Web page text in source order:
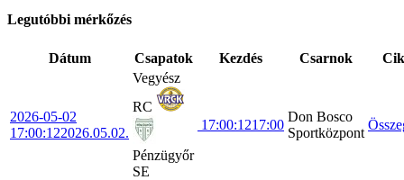
Legutóbbi mérkőzés
Dátum Csapatok Kezdés Csarnok
2026-05-02
17:00:122026.05.02.
Vegyész
RC
Pénzügyőr
SE
17:00:1217:00
Don Bosco
Sportközpont